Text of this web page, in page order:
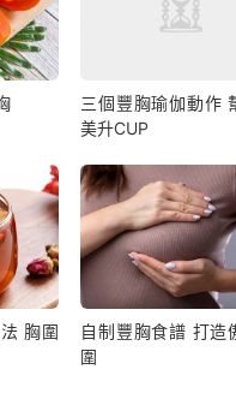
三個豐胸瑜伽動作
美升CUP
胸圍
自制豐胸食譜 打造
圍